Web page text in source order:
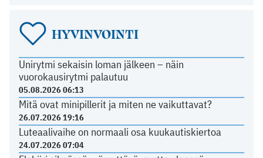
HYVINVOINTI
Unirytmi sekaisin loman jälkeen – näin
vuorokausirytmi palautuu
05.08.2026 06:13
Mitä ovat minipillerit ja miten ne vaikuttavat?
26.07.2026 19:16
Luteaalivaihe on normaali osa kuukautiskiertoa
24.07.2026 07:04